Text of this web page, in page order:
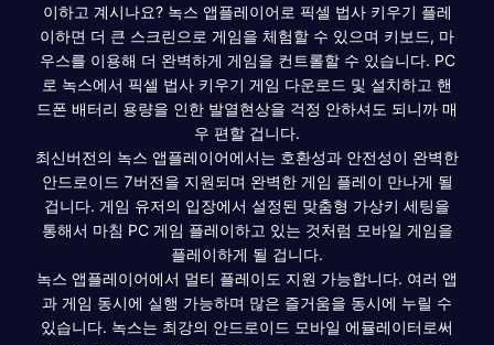
이하고 계시나요? 녹스 앱플레이어로 픽셀 법사 키우기 플레
이하면 더 큰 스크린으로 게임을 체험할 수 있으며 키보드, 마
우스를 이용해 더 완벽하게 게임을 컨트롤할 수 있습니다. PC
로 녹스에서 픽셀 법사 키우기 게임 다운로드 및 설치하고 핸
드폰 배터리 용량을 인한 발열현상을 걱정 안하셔도 되니까 매
우 편할 겁니다.
최신버전의 녹스 앱플레이어에서는 호환성과 안전성이 완벽한
안드로이드 7버전을 지원되며 완벽한 게임 플레이 만나게 될
겁니다. 게임 유저의 입장에서 설정된 맞춤형 가상키 세팅을
통해서 마침 PC 게임 플레이하고 있는 것처럼 모바일 게임을
플레이하게 될 겁니다.
녹스 앱플레이어에서 멀티 플레이도 지원 가능합니다. 여러 앱
과 게임 동시에 실행 가능하며 많은 즐거움을 동시에 누릴 수
있습니다. 녹스는 최강의 안드로이드 모바일 에뮬레이터로써